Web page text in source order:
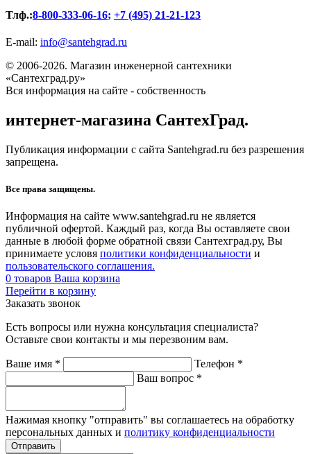
Тлф.:8-800-333-06-16; +7 (495) 21-21-123
E-mail: info@santehgrad.ru
© 2006-2026. Магазин инженерной сантехники
«Сантехград.ру»
Вся информация на сайте - собственность
интернет-магазина СантехГрад.
Публикация информации с сайта Santehgrad.ru без разрешения
запрещена.
Все права защищены.
Информация на сайте www.santehgrad.ru не является
публичной офертой. Каждый раз, когда Вы оставляете свои
данные в любой форме обратной связи Сантехград.ру, Вы
принимаете условя политики конфиденциальности и
пользовательского соглашения.
0 товаров Ваша корзина
Перейти в корзину
Заказать звонок
Есть вопросы или нужна консультация специалиста?
Оставьте свои контакты и мы перезвоним вам.
Ваше имя * Телефон *
Ваш вопрос *
Нажимая кнопку "отправить" вы соглашаетесь на обработку
персональных данных и политику конфиденциальности